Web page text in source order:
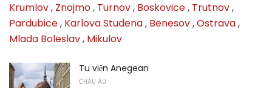
Krumlov, Znojmo, Turnov, Boskovice, Trutnov,
Pardubice, Karlova Studena, Benesov,Ostrava,
Mlada Boleslav, Mikulov
Tu viện Anegean
CHÂU ÂU